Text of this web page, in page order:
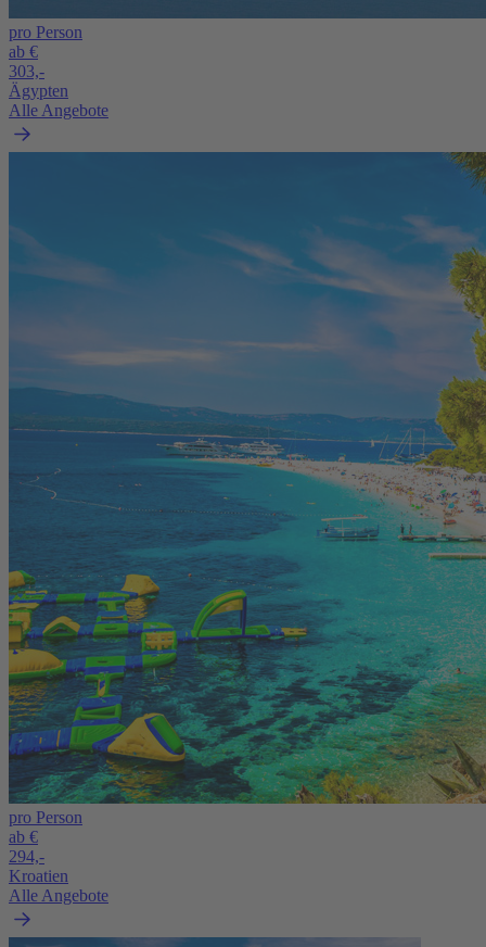
pro Person
ab €
303,-
Ägypten
Alle Angebote
pro Person
ab €
294,-
Kroatien
Alle Angebote